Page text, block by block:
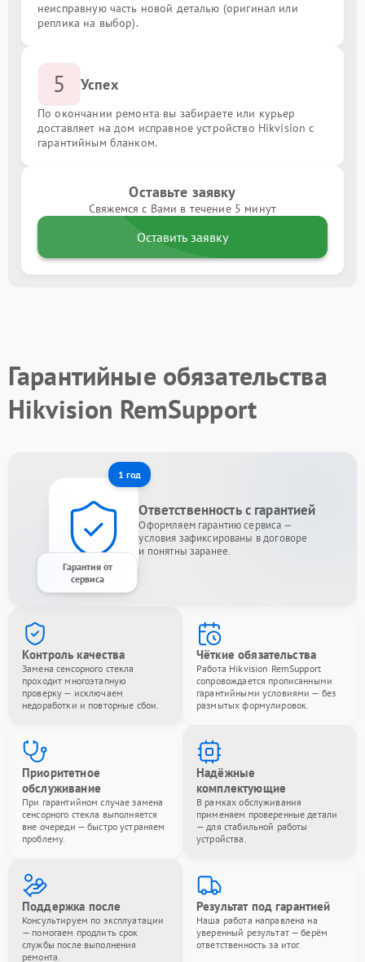
неисправную часть новой деталью (оригинал или
реплика на выбор).
5 Успех
По окончании ремонта вы забираете или курьер
доставляет на дом исправное устройство Hikvision с
гарантийным бланком.
Оставьте заявку
Свяжемся с Вами в течение 5 минут
Оставить заявку
Гарантийные обязательства
Hikvision RemSupport
1 год
Гарантия от
сервиса
Ответственность с гарантией
Оформляем гарантию сервиса —
условия зафиксированы в договоре
и понятны заранее.
Контроль качества
Замена сенсорного стекла
проходит многоэтапную
проверку — исключаем
недоработки и повторные сбои.
Чёткие обязательства
Работа Hikvision RemSupport
сопровождается прописанными
гарантийными условиями — без
размытых формулировок.
Приоритетное
обслуживание
При гарантийном случае замена
сенсорного стекла выполняется
вне очереди — быстро устраняем
проблему.
Надёжные
комплектующие
В рамках обслуживания
применяем проверенные детали
— для стабильной работы
устройства.
Поддержка после
Консультируем по эксплуатации
— помогаем продлить срок
службы после выполнения
ремонта.
Результат под гарантией
Наша работа направлена на
уверенный результат — берём
ответственность за итог.